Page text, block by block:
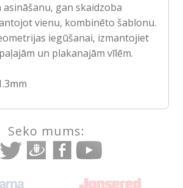
gan skaidzoba
vienu, kombinēto šablonu.
iegūšanai, izmantojiet
un plakanajām vīlēm.
Seko mums: